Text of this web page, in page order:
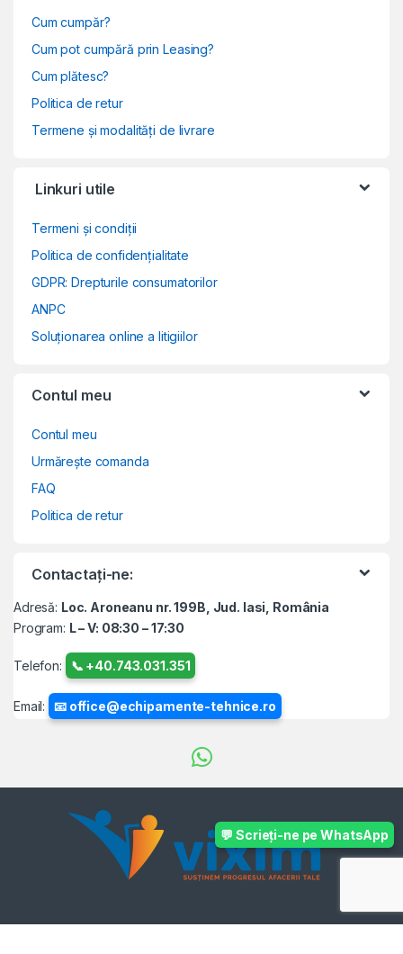
💬 Scrieți-ne pe WhatsApp
Cum cumpăr?
Cum pot cumpără prin Leasing?
Cum plătesc?
Politica de retur
Termene și modalități de livrare
Linkuri utile
Termeni și condiții
Politica de confidențialitate
GDPR: Drepturile consumatorilor
ANPC
Soluționarea online a litigiilor
Contul meu
Contul meu
Urmărește comanda
FAQ
Politica de retur
Contactați-ne:
Adresă: Loc. Aroneanu nr. 199B, Jud. Iasi, România
Program: L – V: 08:30 – 17:30
Telefon: 📞 +40.743.031.351
Email: 📧 office@echipamente-tehnice.ro